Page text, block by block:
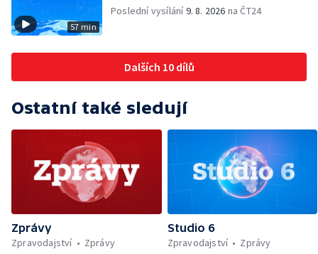
57 min
Poslední vysílání9. 8. 2026 na ČT24
Dalších 10 dílů
Ostatní také sledují
Zprávy
Zpravodajství
Zprávy
Studio 6
Zpravodajství
Zprávy